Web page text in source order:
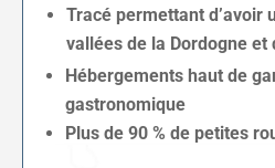
Tracé permettant d’avoir
vallées de la Dordogne et
Hébergements haut de
gastronomique
Plus de 90 % de petites